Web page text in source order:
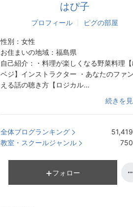
はぴ子
プロフィール ピグの部屋
性別： 女性
お住まいの地域： 福島県
自己紹介：
・料理が楽しくなる野菜料理
ベジ】インストラクター ・あなたのファ
える話の聴き方【ロジカル...
続きを
全体ブログランキング 51,419
教室・スクールジャンル 750
フォロー